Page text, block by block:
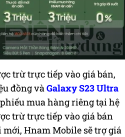
trừ trực tiếp vào giá bán,
đồng vàGalaxy S23 Ultra
mua hàng riêng tại hệ
trừ trực tiếp vào giá bán
Hnam Mobile sẽ trợ giá